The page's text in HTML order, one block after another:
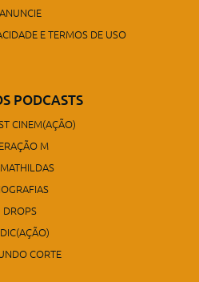
ANUNCIE
E TERMOS DE USO
PODCASTS
CINEM(AÇÃO)
M
DROPS
CORTE